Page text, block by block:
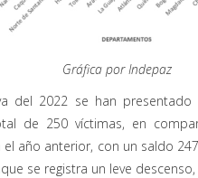
Gráfica por Indepaz
del 2022 se han presentado
de 250 víctimas, en
el año anterior, con un saldo
se registra un leve